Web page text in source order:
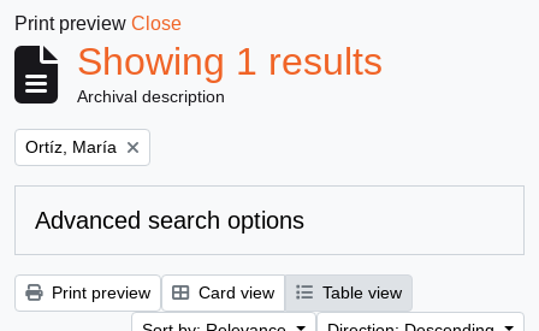
Print preview Close
Showing 1 results
Archival description
Remove filter:
Ortíz, María
Advanced search options
Print preview Card view
Table view